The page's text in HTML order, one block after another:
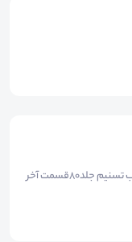
تفسیر ترتیبی حضرت آیت العظمی جوادی آملی کتاب تسنیم جلد80قسمت آخر